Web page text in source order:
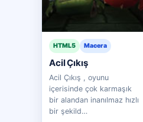
HTML5 Macera
Acil Çıkış
Acil Çıkış , oyunu
içerisinde çok karmaşık
bir alandan inanılmaz hızlı
bir şekild…